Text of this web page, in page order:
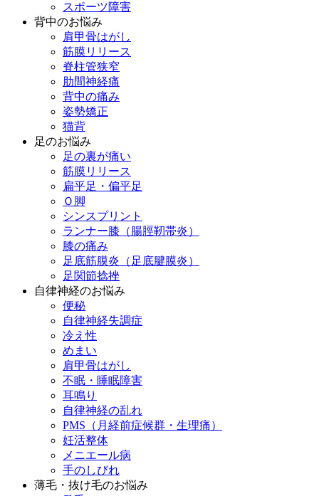
スポーツ障害
背中のお悩み
肩甲骨はがし
筋膜リリース
脊柱管狭窄
肋間神経痛
背中の痛み
姿勢矯正
猫背
足のお悩み
足の裏が痛い
筋膜リリース
扁平足・偏平足
Ｏ脚
シンスプリント
ランナー膝（腸脛靭帯炎）
膝の痛み
足底筋膜炎（足底腱膜炎）
足関節捻挫
自律神経のお悩み
便秘
自律神経失調症
冷え性
めまい
肩甲骨はがし
不眠・睡眠障害
耳鳴り
自律神経の乱れ
PMS（月経前症候群・生理痛）
妊活整体
メニエール病
手のしびれ
薄毛・抜け毛のお悩み